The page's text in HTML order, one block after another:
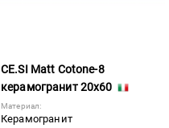
CE.SI Matt Cotone-8
керамогранит 20x60
Материал:
Керамогранит